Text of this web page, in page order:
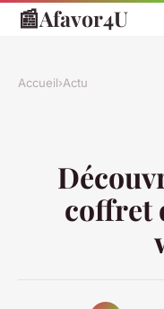
📰Afavor4U
Accueil›Actu
coffret